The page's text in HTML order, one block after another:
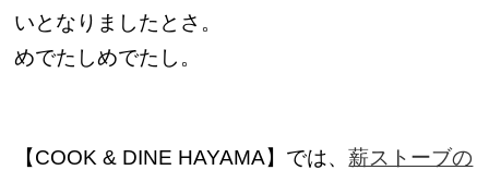
いとなりましたとさ。
めでたしめでたし。
【COOK & DINE HAYAMA】では、薪ストーブの